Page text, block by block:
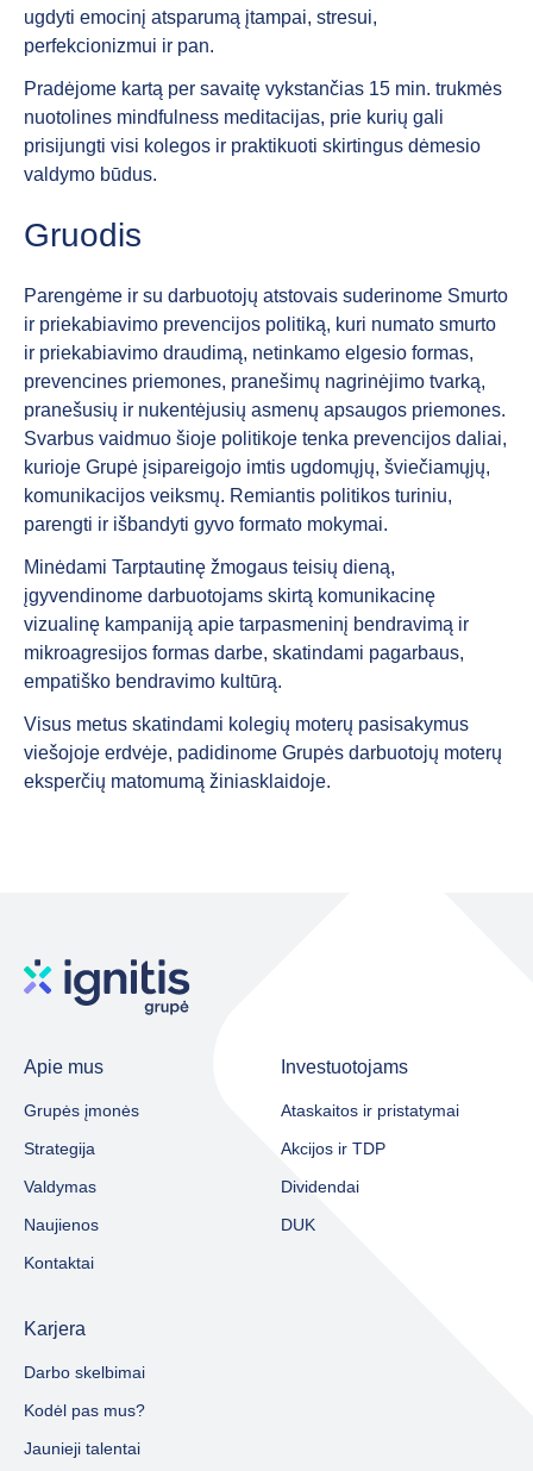
ugdyti emocinį atsparumą įtampai, stresui,
perfekcionizmui ir pan.
Pradėjome kartą per savaitę vykstančias 15 min. trukmės
nuotolines mindfulness meditacijas, prie kurių gali
prisijungti visi kolegos ir praktikuoti skirtingus dėmesio
valdymo būdus.
Gruodis
Parengėme ir su darbuotojų atstovais suderinome Smurto
ir priekabiavimo prevencijos politiką, kuri numato smurto
ir priekabiavimo draudimą, netinkamo elgesio formas,
prevencines priemones, pranešimų nagrinėjimo tvarką,
pranešusių ir nukentėjusių asmenų apsaugos priemones.
Svarbus vaidmuo šioje politikoje tenka prevencijos daliai,
kurioje Grupė įsipareigojo imtis ugdomųjų, šviečiamųjų,
komunikacijos veiksmų. Remiantis politikos turiniu,
parengti ir išbandyti gyvo formato mokymai.
Minėdami Tarptautinę žmogaus teisių dieną,
įgyvendinome darbuotojams skirtą komunikacinę
vizualinę kampaniją apie tarpasmeninį bendravimą ir
mikroagresijos formas darbe, skatindami pagarbaus,
empatiško bendravimo kultūrą.
Visus metus skatindami kolegių moterų pasisakymus
viešojoje erdvėje, padidinome Grupės darbuotojų moterų
eksperčių matomumą žiniasklaidoje.
Apie mus
Grupės įmonės
Strategija
Valdymas
Naujienos
Kontaktai
Investuotojams
Ataskaitos ir pristatymai
Akcijos ir TDP
Dividendai
DUK
Karjera
Darbo skelbimai
Kodėl pas mus?
Jaunieji talentai